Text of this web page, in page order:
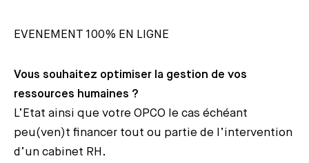
EVENEMENT 100% EN LIGNE
Vous souhaitez optimiser la gestion de vos
ressources humaines ?
L’Etat ainsi que votre OPCO le cas échéant
peu(ven)t financer tout ou partie de l’intervention
d’un cabinet RH.